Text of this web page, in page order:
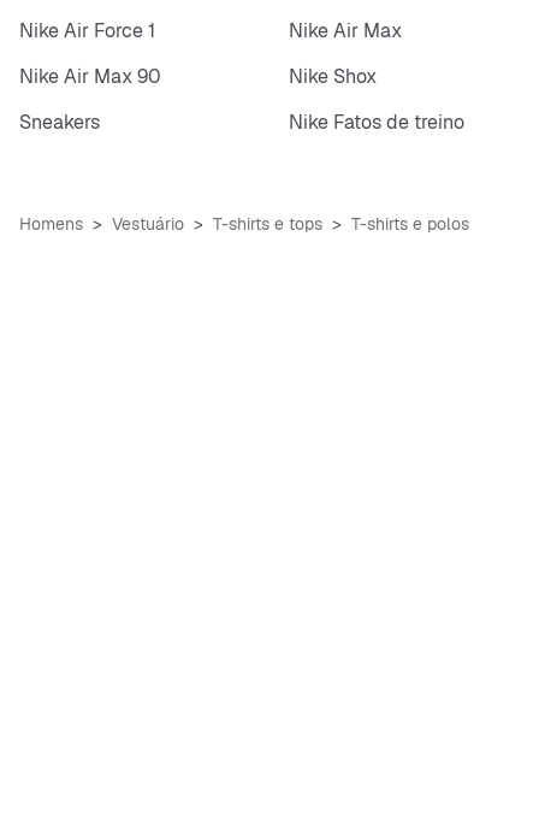
Nike Air Force 1
Nike Air Max
Nike Air Max 90
Nike Shox
Sneakers
Nike Fatos de treino
Homens Vestuário T-shirts e tops T-shirts e polos